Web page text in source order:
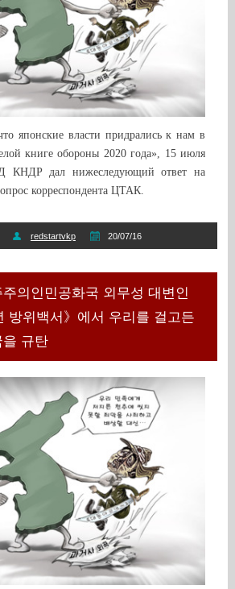
японские власти придрались к нам в
книге обороны 2020 года», 15 июля
КНДР дал нижеследующий ответ на
корреспондента ЦТАК.
redstartvkp 20/07/16
의인민공화국 외무성 대변인
방위백서》에서 우리를 걸고든
을 규탄